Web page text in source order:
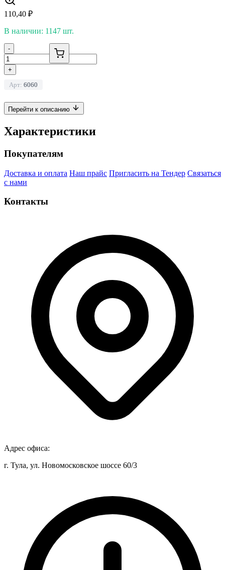
110,40 ₽
В наличии: 1147 шт.
-
+
Арт: 6060
Перейти к описанию
Характеристики
Покупателям
Доставка и оплата Наш прайс Пригласить на Тендер Связаться
с нами
Контакты
Адрес офиса:
г. Тула, ул. Новомосковское шоссе 60/3